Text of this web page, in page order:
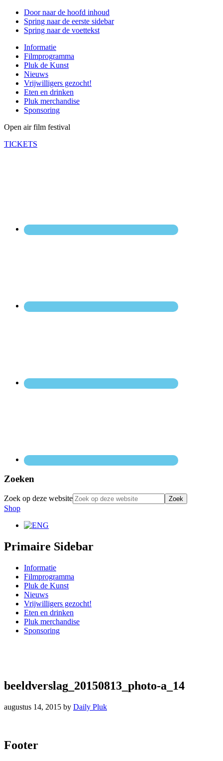
Door naar de hoofd inhoud
Spring naar de eerste sidebar
Spring naar de voettekst
Informatie
Filmprogramma
Pluk de Kunst
Nieuws
Vrijwilligers gezocht!
Eten en drinken
Pluk merchandise
Sponsoring
Open air film festival
TICKETS
Zoeken
Zoek op deze website
Shop
Primaire Sidebar
Informatie
Filmprogramma
Pluk de Kunst
Nieuws
Vrijwilligers gezocht!
Eten en drinken
Pluk merchandise
Sponsoring
beeldverslag_20150813_photo-a_14
augustus 14, 2015 by Daily Pluk
Footer